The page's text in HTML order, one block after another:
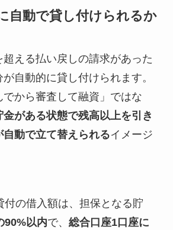
自動で貸し付けられるか
える払い戻しの請求があった
自動的に貸し付けられます。
から審査して融資」ではな
がある状態で残高以上を引き
動で立て替えられるイメージ
付の借入額は、担保となる貯
90%以内で、 総合口座1口座に